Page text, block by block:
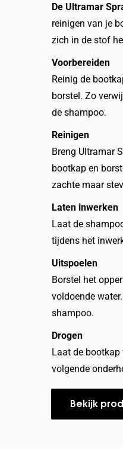
De Ultramar
reinigen van je
zich in de stof
Voorbereiden
Reinig de
borstel. Zo
de shampoo.
Reinigen
Breng Ultramar
bootkap en
zachte maar
Laten inwerken
Laat de
tijdens het
Uitspoelen
Borstel het
voldoende
shampoo.
Drogen
Laat de
volgende
Bekijk